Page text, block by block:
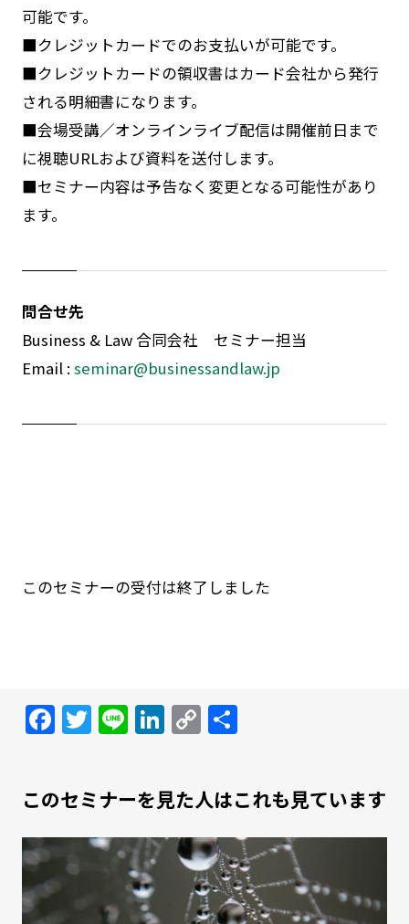
可能です。
■クレジットカードでのお支払いが可能です。
■クレジットカードの領収書はカード会社から発行
される明細書になります。
■会場受講／オンラインライブ配信は開催前日まで
に視聴URLおよび資料を送付します。
■セミナー内容は予告なく変更となる可能性があり
ます。
問合せ先
Business & Law 合同会社 セミナー担当
Email : seminar@businessandlaw.jp
このセミナーの受付は終了しました
Facebook
Twitter
LineLinkedIn
Copy
Link
共
このセミナーを見た人はこれも見ています